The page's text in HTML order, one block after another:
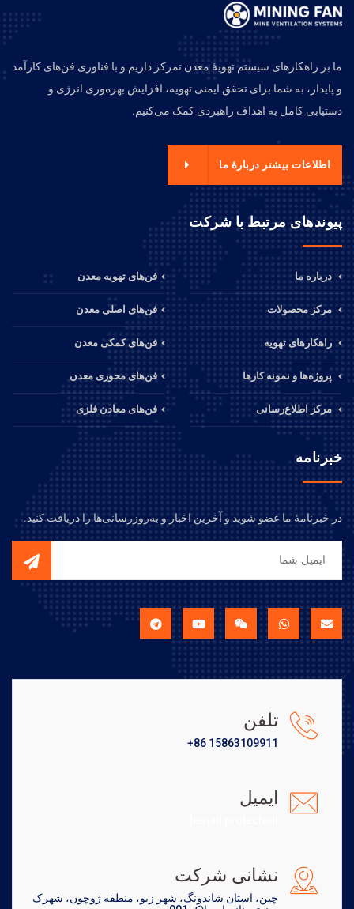
ما بر راهکارهای سیستم تهویهٔ معدن تمرکز داریم و با فناوری فن‌های کارآمد
و پایدار، به شما برای تحقق ایمنی تهویه، افزایش بهره‌وری انرژی و
دستیابی کامل به اهداف راهبردی کمک می‌کنیم.
اطلاعات بیشتر دربارهٔ ما
پیوندهای مرتبط با شرکت
درباره ما
مرکز محصولات
راهکارهای تهویه
پروژه‌ها و نمونه کارها
مرکز اطلاع‌رسانی
فن‌های تهویه معدن
فن‌های اصلی معدن
فن‌های کمکی معدن
فن‌های محوری معدن
فن‌های معادن فلزی
خبرنامه
در خبرنامهٔ ما عضو شوید و آخرین اخبار و به‌روزرسانی‌ها را دریافت کنید.
تلفن
+86 15863109911
ایمیل
نشانی شرکت
چین، استان شاندونگ، شهر زبو، منطقه ژوچون، شهرک